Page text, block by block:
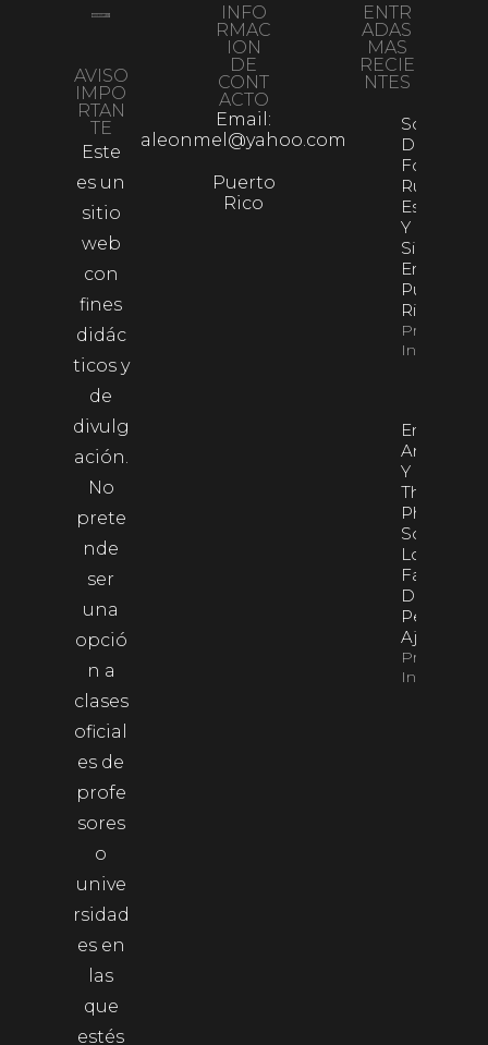
AVISO
IMPO
RTAN
TE
Este
es un
sitio
web
con
fines
didác
ticos y
de
divulg
ación.
No
prete
nde
ser
una
opció
n a
clases
oficial
es de
profe
sores
o
unive
rsidad
es en
las
que
estés
INFO
RMAC
ION
DE
CONT
ACTO
Email:
aleonmel@yahoo.com
Puerto
Rico
ENTR
ADAS
MAS
RECIE
NTES
Sonido
De
Fondo:
Ruido,
Espacio
Y
Silencio
En
Puerto
Rico
Property
Info
Entre El
Arquitecto
Y El Mago:
The
Scheme Y
Los
Fantasmas
De
Películas
Ajenas
Property
Info